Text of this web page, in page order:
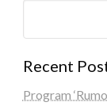
Recent
Program